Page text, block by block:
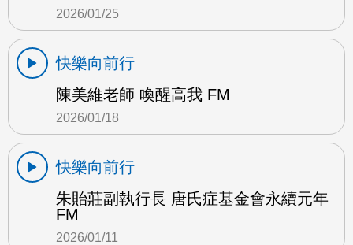
2026/01/25
快樂向前行
陳美維老師 喚醒高我 FM
2026/01/18
快樂向前行
朱貽莊副執行長 唐氏症基金會永續元年
FM
2026/01/11